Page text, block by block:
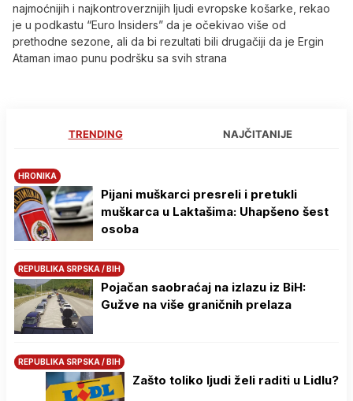
najmoćnijih i najkontroverznijih ljudi evropske košarke, rekao
je u podkastu “Euro Insiders” da je očekivao više od
prethodne sezone, ali da bi rezultati bili drugačiji da je Ergin
Ataman imao punu podršku sa svih strana
TRENDING NAJČITANIJE
HRONIKA
Pijani muškarci presreli i pretukli
muškarca u Laktašima: Uhapšeno šest
osoba
REPUBLIKA SRPSKA / BIH
Pojačan saobraćaj na izlazu iz BiH:
Gužve na više graničnih prelaza
REPUBLIKA SRPSKA / BIH
Zašto toliko ljudi želi raditi u Lidlu?